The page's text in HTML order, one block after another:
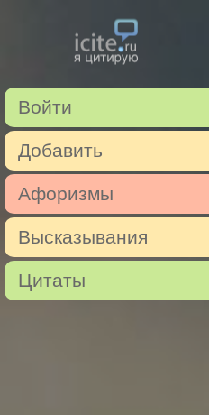
Войти
Добавить
Афоризмы
Высказывания
Цитаты